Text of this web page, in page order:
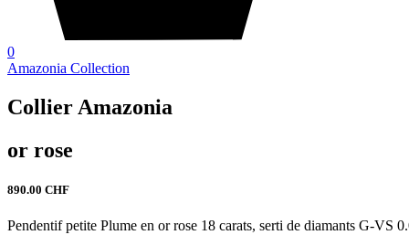
0
Amazonia Collection
Collier Amazonia
or rose
890.00 CHF
Pendentif petite Plume en or rose 18 carats, serti de diamants G-VS